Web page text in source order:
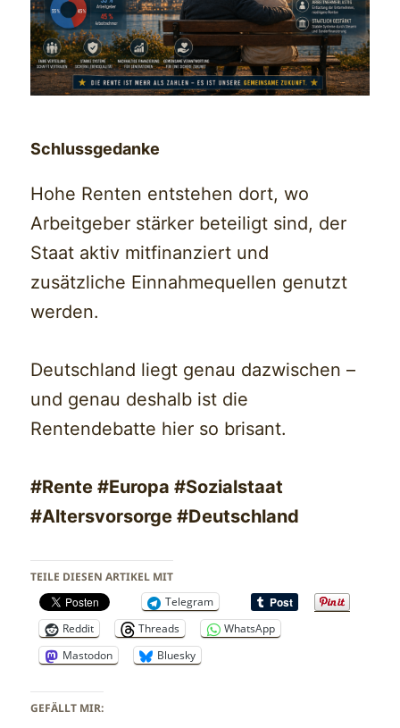
Schlussgedanke
Hohe Renten entstehen dort, wo
Arbeitgeber stärker beteiligt sind, der
Staat aktiv mitfinanziert und
zusätzliche Einnahmequellen genutzt
werden.
Deutschland liegt genau dazwischen –
und genau deshalb ist die
Rentendebatte hier so brisant.
#Rente #Europa #Sozialstaat
#Altersvorsorge #Deutschland
TEILE DIESEN ARTIKEL MIT
Telegram
Reddit
Threads
WhatsApp
Mastodon
Bluesky
GEFÄLLT MIR: